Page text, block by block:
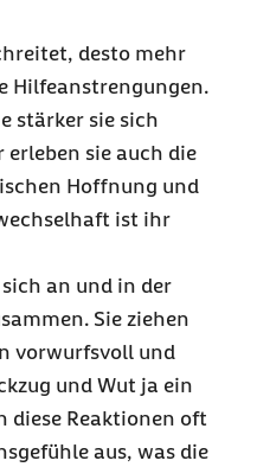
desto mehr
Hilfeanstrengungen.
stärker sie sich
sie auch die
Hoffnung und
ist ihr
an und in der
Sie ziehen
vorwurfsvoll und
und Wut ja ein
diese Reaktionen oft
aus, was die